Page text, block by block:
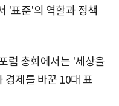
'표준'의 역할과 정책
럼 총회에서는 '세상을
경제를 바꾼 10대 표